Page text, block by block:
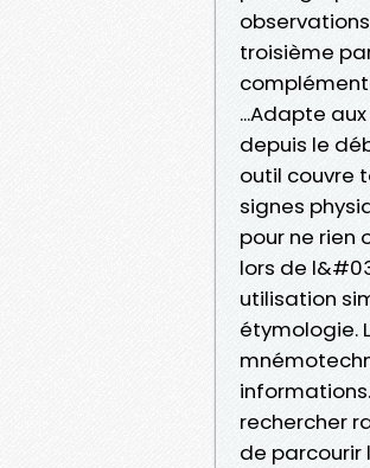
troisième
...Adapte
depuis le
outil couvre
signes
pour ne rien
lors de
utilisation
étymologie.
rechercher
de